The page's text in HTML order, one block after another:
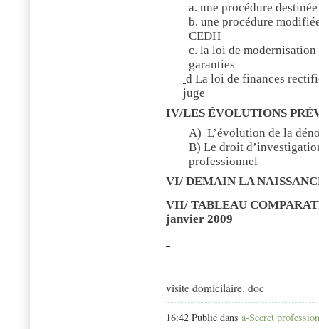
a. une procédure
b. une procédure
CEDH
c. la loi de
garanties
d La loi de finances
juge
IV/LES ÉVOLUTIONS
A) L’évolution de la
B) Le droit
professionnel
VI/ DEMAIN LA
VII/ TABLEAU
janvier 2009
visite domicilaire. doc
16:42 Publié dans a-Secret